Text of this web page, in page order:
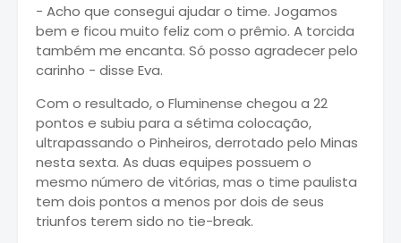
- Acho que consegui ajudar o time. Jogamos
bem e ficou muito feliz com o prêmio. A torcida
também me encanta. Só posso agradecer pelo
carinho - disse Eva.
Com o resultado, o Fluminense chegou a 22
pontos e subiu para a sétima colocação,
ultrapassando o Pinheiros, derrotado pelo Minas
nesta sexta. As duas equipes possuem o
mesmo número de vitórias, mas o time paulista
tem dois pontos a menos por dois de seus
triunfos terem sido no tie-break.